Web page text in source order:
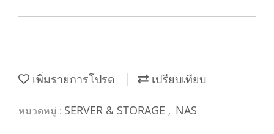
เพิ่มรายการโปรด เปรียบเทียบ
หมวดหมู่ : SERVER & STORAGE , NAS